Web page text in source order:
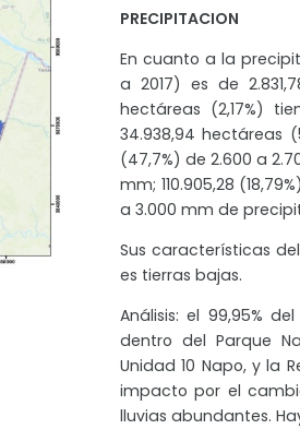
PRECIPITACION
En cuanto a la
a 2017) es de
hectáreas (2,17%)
34.938,94 hectáreas
(47,7%) de 2.600 a
mm; 110.905,28
a 3.000 mm de
Sus características
es tierras bajas.
Análisis: el 99,95%
dentro del Parque
Unidad 10 Napo, y la
impacto por el
lluvias abundantes.